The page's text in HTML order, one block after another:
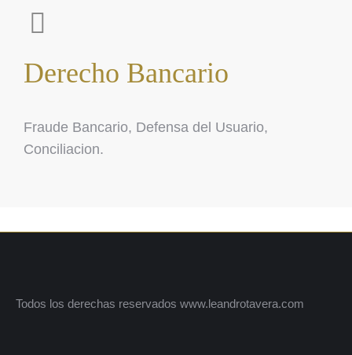
Derecho Bancario​
Fraude Bancario, Defensa del Usuario,
Conciliacion.
Todos los derechas reservados www.leandrotavera.com